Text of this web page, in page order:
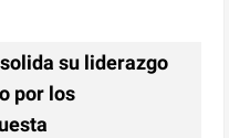
su liderazgo
por los